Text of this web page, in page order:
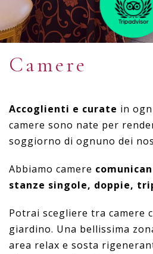
Camere
Accoglienti e curate in
camere sono nate per
soggiorno di ognuno dei
Abbiamo camere
stanze singole, doppie,
Potrai scegliere tra camere
giardino. Una bellissima
area relax e sosta